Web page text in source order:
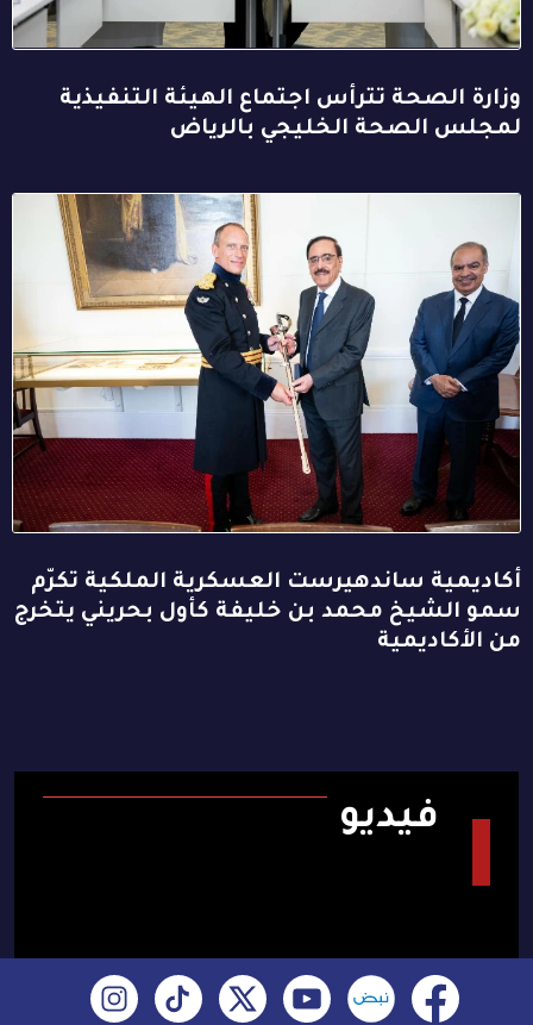
وزارة الصحة تترأس اجتماع الهيئة التنفيذية
لمجلس الصحة الخليجي بالرياض
أكاديمية ساندهيرست العسكرية الملكية تكرّم
سمو الشيخ محمد بن خليفة كأول بحريني يتخرج
من الأكاديمية
فيديو